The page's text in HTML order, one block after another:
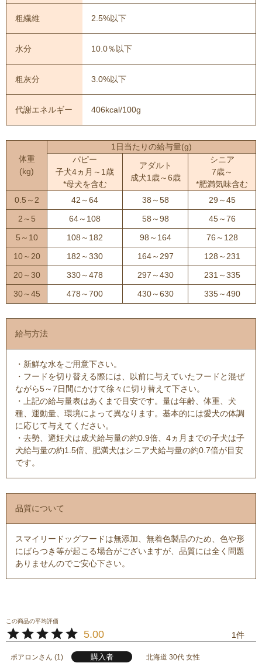
粗繊維 2.5%以下
水分 10.0％以下
粗灰分 3.0%以下
代謝エネルギー 406kcal/100g
体重
(kg)
1日当たりの給与量(g)
パピー
子犬4ヵ月～1歳
*母犬を含む
アダルト
成犬1歳～6歳
シニア
7歳～
*肥満気味含む
0.5～2
42～64 38～58
29～45
2～5
64～108 58～98
45～76
5～10
108～182 98～164
76～128
10～20
182～330 164～297
128～231
20～30
330～478 297～430
231～335
30～45
478～700 430～630 335～490
給与方法
・新鮮な水をご用意下さい。
・フードを切り替える際には、以前に与えていたフードと混ぜ
ながら5～7日間にかけて徐々に切り替えて下さい。
・上記の給与量表はあくまで目安です。量は年齢、体重、犬
種、運動量、環境によって異なります。基本的には愛犬の体調
に応じて与えてください。
・去勢、避妊犬は成犬給与量の約0.9倍、4ヵ月までの子犬は子
犬給与量の約1.5倍、肥満犬はシニア犬給与量の約0.7倍が目安
です。
品質について
スマイリードッグフードは無添加、無着色製品のため、色や形
にばらつき等が起こる場合がございますが、品質には全く問題
ありませんのでご安心下さい。
5.00 1
ポアロン 1 購入者 北海道 30代 女性